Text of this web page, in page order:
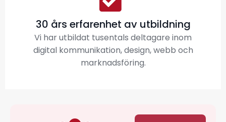
30 års erfarenhet av utbildning
Vi har utbildat tusentals deltagare inom
digital kommunikation, design, webb och
marknadsföring.